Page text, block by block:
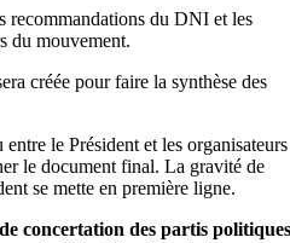
recommandations du DNI et les
du mouvement.
créée pour faire la synthèse des
le Président et les organisateurs
le document final. La gravité de
se mette en première ligne.
concertation des partis